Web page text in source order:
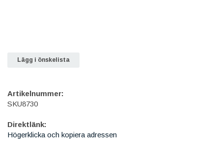
Lägg i önskelista
Artikelnummer:
SKU8730
Direktlänk:
Högerklicka och kopiera adressen